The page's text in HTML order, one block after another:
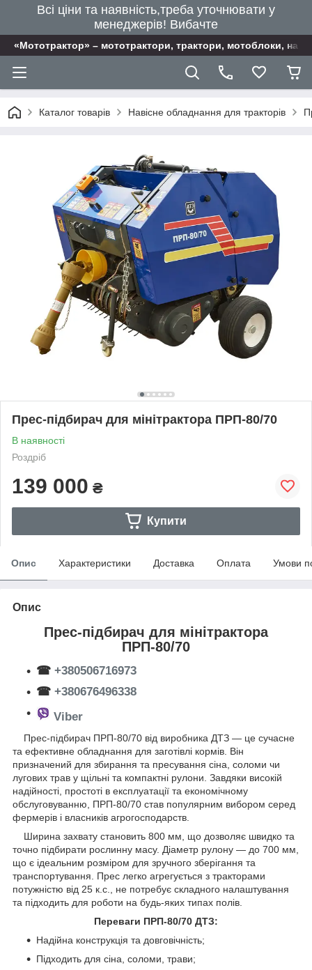
Всі ціни та наявність,треба уточнювати у
менеджерів! Вибачте
«Мототрактор» – мототрактори, трактори, мотоблоки,
Каталог товарів Навісне обладнання для тракторів
Прес-підбирач для мінітрактора ПРП-80/70
В наявності
Роздріб
139 000 ₴
Купити
Опис Характеристики Доставка Оплата Умови
Опис
Прес-підбирач для мінітрактора
ПРП-80/70
☎ +380506716973
☎ +380676496338
Viber
Прес-підбирач ПРП-80/70 від виробника ДТЗ — це сучасне
та ефективне обладнання для заготівлі кормів. Він
призначений для збирання та пресування сіна, соломи чи
лугових трав у щільні та компактні рулони. Завдяки високій
надійності, простоті в експлуатації та економічному
обслуговуванню, ПРП-80/70 став популярним вибором серед
фермерів і власників агрогосподарств.
Ширина захвату становить 800 мм, що дозволяє швидко та
точно підбирати рослинну масу. Діаметр рулону — до 700 мм,
що є ідеальним розміром для зручного зберігання та
транспортування. Прес легко агрегується з тракторами
потужністю від 25 к.с., не потребує складного налаштування
та підходить для роботи на будь-яких типах полів.
Переваги ПРП-80/70 ДТЗ:
Надійна конструкція та довговічність;
Підходить для сіна, соломи, трави;